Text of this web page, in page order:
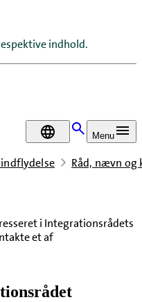
indhold.
DA Menu
Råd, nævn og
i Integrationsrådets
et af